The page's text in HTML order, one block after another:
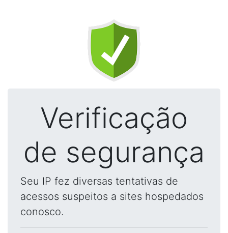
Verificação
de segurança
Seu IP fez diversas tentativas de
acessos suspeitos a sites hospedados
conosco.